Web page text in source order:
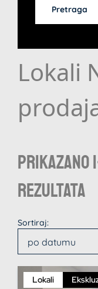
Pretraga
Lokali
Prikazano
rezultata
Sortiraj:
po datumu
Lokali